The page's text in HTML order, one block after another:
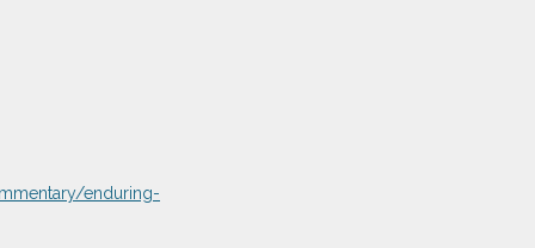
enduring-